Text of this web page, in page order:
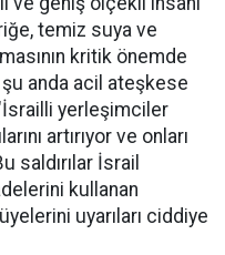
temiz suya ve
kritik önemde
anda acil ateşkese
yerleşimciler
artırıyor ve onları
saldırılar İsrail
kullanan
uyarıları ciddiye